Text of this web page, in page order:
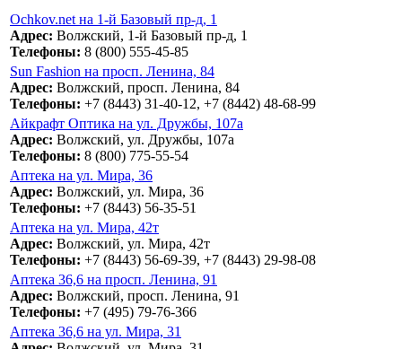
Ochkov.net на 1-й Базовый пр-д, 1
Адрес: Волжский, 1-й Базовый пр-д, 1
Телефоны: 8 (800) 555-45-85
Sun Fashion на просп. Ленина, 84
Адрес: Волжский, просп. Ленина, 84
Телефоны: +7 (8443) 31-40-12, +7 (8442) 48-68-99
Айкрафт Оптика на ул. Дружбы, 107а
Адрес: Волжский, ул. Дружбы, 107а
Телефоны: 8 (800) 775-55-54
Аптека на ул. Мира, 36
Адрес: Волжский, ул. Мира, 36
Телефоны: +7 (8443) 56-35-51
Аптека на ул. Мира, 42т
Адрес: Волжский, ул. Мира, 42т
Телефоны: +7 (8443) 56-69-39, +7 (8443) 29-98-08
Аптека 36,6 на просп. Ленина, 91
Адрес: Волжский, просп. Ленина, 91
Телефоны: +7 (495) 79-76-366
Аптека 36,6 на ул. Мира, 31